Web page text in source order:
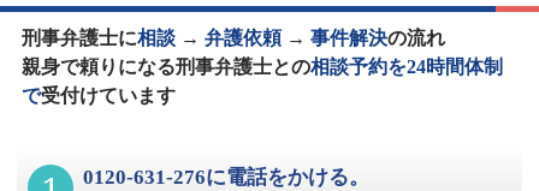
刑事弁護士に相談→ 弁護依頼→ 事件解決の流れ
親身で頼りになる刑事弁護士との相談予約を24時間体制
で受付けています
0120-631-276に電話をかける。